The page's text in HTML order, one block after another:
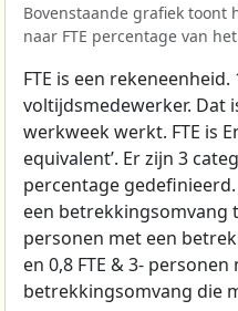
Bovenstaande grafiek toont
naar FTE percentage van
FTE is een rekeneenheid.
voltijdsmedewerker. Dat
werkweek werkt. FTE is
equivalent’. Er zijn 3
percentage
een betrekkingsomvang
personen met een
en 0,8 FTE & 3- personen
betrekkingsomvang die